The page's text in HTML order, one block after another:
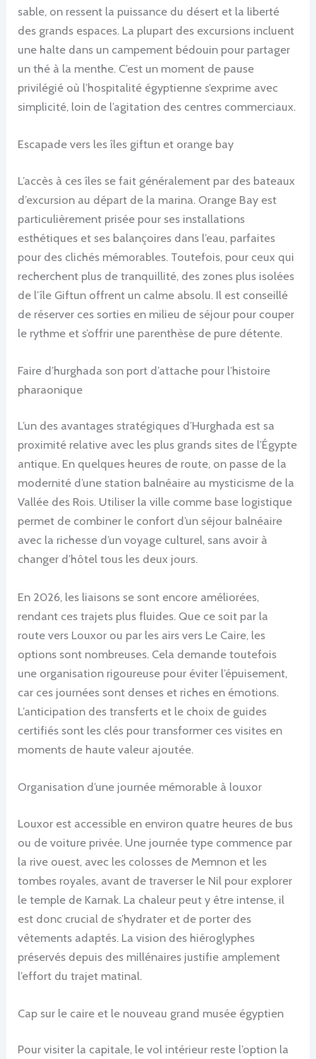
sable, on ressent la puissance du désert et la liberté
des grands espaces. La plupart des excursions incluent
une halte dans un campement bédouin pour partager
un thé à la menthe. C’est un moment de pause
privilégié où l’hospitalité égyptienne s’exprime avec
simplicité, loin de l’agitation des centres commerciaux.
Escapade vers les îles giftun et orange bay
L’accès à ces îles se fait généralement par des bateaux
d’excursion au départ de la marina. Orange Bay est
particulièrement prisée pour ses installations
esthétiques et ses balançoires dans l’eau, parfaites
pour des clichés mémorables. Toutefois, pour ceux qui
recherchent plus de tranquillité, des zones plus isolées
de l’île Giftun offrent un calme absolu. Il est conseillé
de réserver ces sorties en milieu de séjour pour couper
le rythme et s’offrir une parenthèse de pure détente.
Faire d’hurghada son port d’attache pour l’histoire
pharaonique
L’un des avantages stratégiques d’Hurghada est sa
proximité relative avec les plus grands sites de l’Égypte
antique. En quelques heures de route, on passe de la
modernité d’une station balnéaire au mysticisme de la
Vallée des Rois. Utiliser la ville comme base logistique
permet de combiner le confort d’un séjour balnéaire
avec la richesse d’un voyage culturel, sans avoir à
changer d’hôtel tous les deux jours.
En 2026, les liaisons se sont encore améliorées,
rendant ces trajets plus fluides. Que ce soit par la
route vers Louxor ou par les airs vers Le Caire, les
options sont nombreuses. Cela demande toutefois
une organisation rigoureuse pour éviter l’épuisement,
car ces journées sont denses et riches en émotions.
L’anticipation des transferts et le choix de guides
certifiés sont les clés pour transformer ces visites en
moments de haute valeur ajoutée.
Organisation d’une journée mémorable à louxor
Louxor est accessible en environ quatre heures de bus
ou de voiture privée. Une journée type commence par
la rive ouest, avec les colosses de Memnon et les
tombes royales, avant de traverser le Nil pour explorer
le temple de Karnak. La chaleur peut y être intense, il
est donc crucial de s’hydrater et de porter des
vêtements adaptés. La vision des hiéroglyphes
préservés depuis des millénaires justifie amplement
l’effort du trajet matinal.
Cap sur le caire et le nouveau grand musée égyptien
Pour visiter la capitale, le vol intérieur reste l’option la